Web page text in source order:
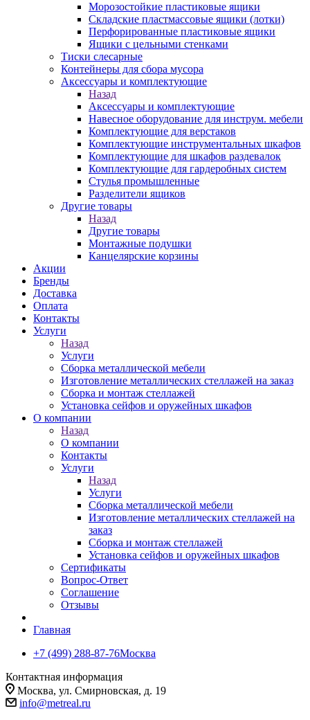
Морозостойкие пластиковые ящики
Складские пластмассовые ящики (лотки)
Перфорированные пластиковые ящики
Ящики с цельными стенками
Тиски слесарные
Контейнеры для сбора мусора
Аксессуары и комплектующие
Назад
Аксессуары и комплектующие
Навесное оборудование для инструм. мебели
Комплектующие для верстаков
Комплектующие инструментальных шкафов
Комплектующие для шкафов раздевалок
Комплектующие для гардеробных систем
Стулья промышленные
Разделители ящиков
Другие товары
Назад
Другие товары
Монтажные подушки
Канцелярские корзины
Акции
Бренды
Доставка
Оплата
Контакты
Услуги
Назад
Услуги
Сборка металлической мебели
Изготовление металлических стеллажей на заказ
Сборка и монтаж стеллажей
Установка сейфов и оружейных шкафов
О компании
Назад
О компании
Контакты
Услуги
Назад
Услуги
Сборка металлической мебели
Изготовление металлических стеллажей на
заказ
Сборка и монтаж стеллажей
Установка сейфов и оружейных шкафов
Сертификаты
Вопрос-Ответ
Соглашение
Отзывы
Главная
+7 (499) 288-87-76Москва
Контактная информация
Москва, ул. Смирновская, д. 19
info@metreal.ru